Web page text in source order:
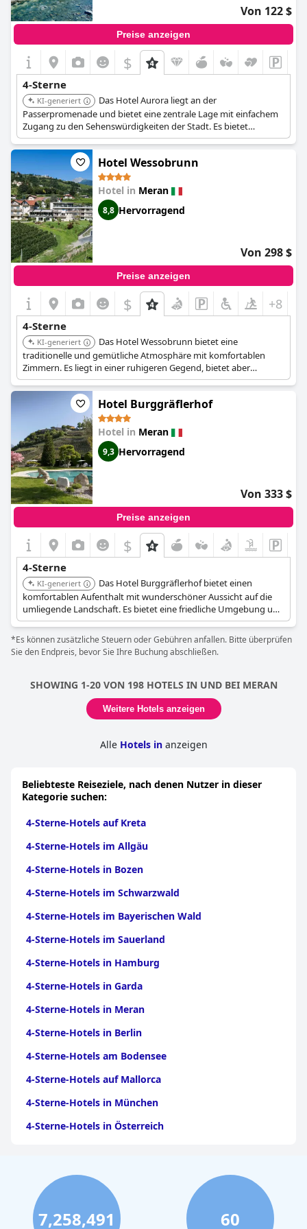
Von 122 $
Preise anzeigen
$
4-Sterne
KI-generiert
Das Hotel Aurora liegt an der
Passerpromenade und bietet eine zentrale Lage mit einfachem
Zugang zu den Sehenswürdigkeiten der Stadt. Es bietet
komfortable Unterkünfte und eine angenehme Atmosphäre.
Das Hotel ist ideal für Gäste, die im Herzen von Meran sein
möchten.
Hotel Wessobrunn
Hotel in Meran
8,8 Hervorragend
Von 298 $
Preise anzeigen
$ +8
4-Sterne
KI-generiert
Das Hotel Wessobrunn bietet eine
traditionelle und gemütliche Atmosphäre mit komfortablen
Zimmern. Es liegt in einer ruhigeren Gegend, bietet aber
dennoch einfachen Zugang zum Stadtzentrum. Das Hotel
eignet sich für Gäste, die ein entspannendes und authentisches
Erlebnis suchen.
Hotel Burggräflerhof
Hotel in Meran
9,3 Hervorragend
Von 333 $
Preise anzeigen
$
4-Sterne
KI-generiert
Das Hotel Burggräflerhof bietet einen
komfortablen Aufenthalt mit wunderschöner Aussicht auf die
umliegende Landschaft. Es bietet eine friedliche Umgebung und
ist ideal für Gäste, die die Natur schätzen. Das Hotel kombiniert
eine ruhige Lage mit bequemem Zugang zu lokalen
Annehmlichkeiten.
*Es können zusätzliche Steuern oder Gebühren anfallen. Bitte überprüfen
Sie den Endpreis, bevor Sie Ihre Buchung abschließen.
SHOWING 1-20 VON 198 HOTELS IN UND BEI MERAN
Weitere Hotels anzeigen
Alle Hotels in anzeigen
Beliebteste Reiseziele, nach denen Nutzer in dieser
Kategorie suchen:
4-Sterne-Hotels auf Kreta
4-Sterne-Hotels im Allgäu
4-Sterne-Hotels in Bozen
4-Sterne-Hotels im Schwarzwald
4-Sterne-Hotels im Bayerischen Wald
4-Sterne-Hotels im Sauerland
4-Sterne-Hotels in Hamburg
4-Sterne-Hotels in Garda
4-Sterne-Hotels in Meran
4-Sterne-Hotels in Berlin
4-Sterne-Hotels am Bodensee
4-Sterne-Hotels auf Mallorca
4-Sterne-Hotels in München
4-Sterne-Hotels in Österreich
4-Sterne-Hotels im Moseltal
4-Sterne-Hotels in Bayern
4-Sterne-Hotels in Tirol
7,258,491 60